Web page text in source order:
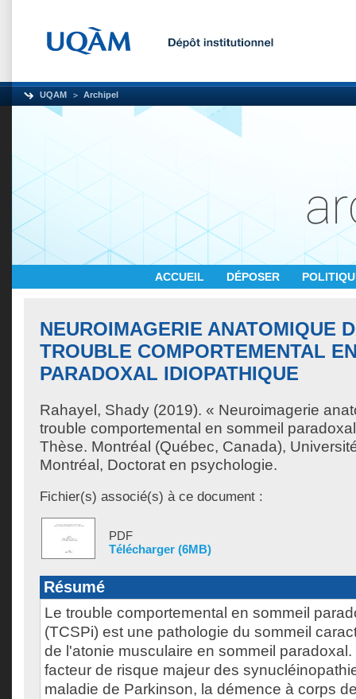
UQAM Archipel
ACCUEIL DÉPOSER
NEUROIMAGERIE ANATOMIQUE
TROUBLE COMPORTEMENTAL
PARADOXAL IDIOPATHIQUE
Rahayel, Shady (2019). « Neuroimagerie
trouble comportemental en sommeil
Thèse. Montréal (Québec, Canada),
Montréal, Doctorat en psychologie.
Fichier(s) associé(s) à ce document :
PDF
Télécharger (6MB)
Résumé
Le trouble comportemental en sommeil
(TCSPi) est une pathologie du sommeil
de l'atonie musculaire en sommeil
facteur de risque majeur des
maladie de Parkinson, la démence à corps